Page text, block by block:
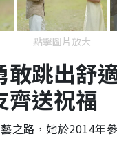
點擊圖片放大
敢跳出舒
齊送祝福
之路，她於2014年